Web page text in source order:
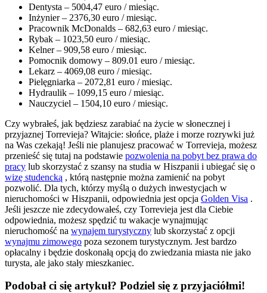
Dentysta – 5004,47 euro / miesiąc.
Inżynier – 2376,30 euro / miesiąc.
Pracownik McDonalds – 682,63 euro / miesiąc.
Rybak – 1023,50 euro / miesiąc.
Kelner – 909,58 euro / miesiąc.
Pomocnik domowy – 809.01 euro / miesiąc.
Lekarz – 4069,08 euro / miesiąc.
Pielęgniarka – 2072,81 euro / miesiąc.
Hydraulik – 1099,15 euro / miesiąc.
Nauczyciel – 1504,10 euro / miesiąc.
Czy wybrałeś, jak będziesz zarabiać na życie w słonecznej i
przyjaznej Torrevieja? Witajcie: słońce, plaże i morze rozrywki już
na Was czekają! Jeśli nie planujesz pracować w Torrevieja, możesz
przenieść się tutaj na podstawie pozwolenia na pobyt bez prawa do
pracy lub skorzystać z szansy na studia w Hiszpanii i ubiegać się o
wizę studencką , którą następnie można zamienić na pobyt
pozwolić. Dla tych, którzy myślą o dużych inwestycjach w
nieruchomości w Hiszpanii, odpowiednia jest opcja Golden Visa .
Jeśli jeszcze nie zdecydowałeś, czy Torrevieja jest dla Ciebie
odpowiednia, możesz spędzić tu wakacje wynajmując
nieruchomość na wynajem turystyczny lub skorzystać z opcji
wynajmu zimowego poza sezonem turystycznym. Jest bardzo
opłacalny i będzie doskonałą opcją do zwiedzania miasta nie jako
turysta, ale jako stały mieszkaniec.
Podobał ci się artykuł? Podziel się z przyjaciółmi!